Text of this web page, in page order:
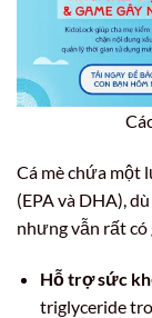
Cá mè chứa một
(EPA và DHA),
nhưng vẫn rất
Hỗ trợ sức
triglyceride